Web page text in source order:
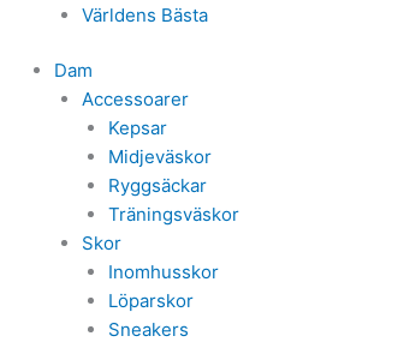
Världens Bästa
Dam
Accessoarer
Kepsar
Midjeväskor
Ryggsäckar
Träningsväskor
Skor
Inomhusskor
Löparskor
Sneakers